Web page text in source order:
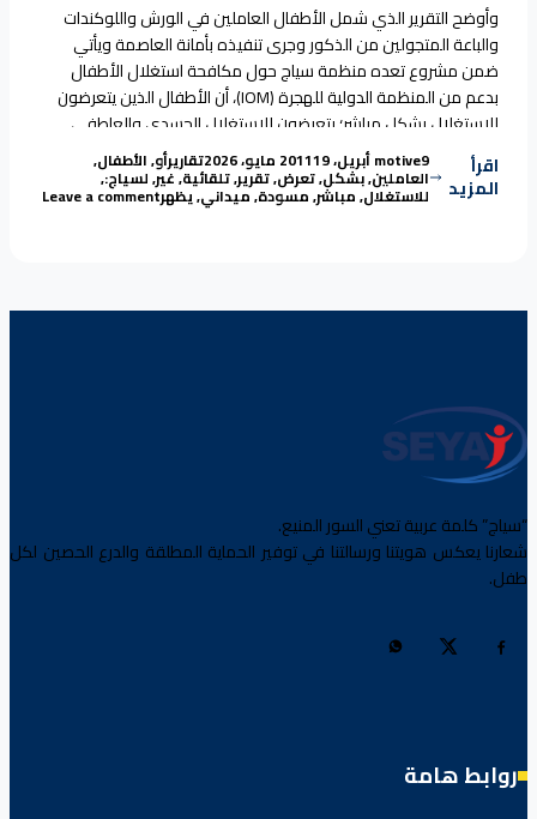
وأوضح التقرير الذي شمل الأطفال العاملين في الورش واللوكندات
والباعة المتجولين من الذكور وجرى تنفيذه بأمانة العاصمة ويأتي
ضمن مشروع تعده منظمة سياج حول مكافحة استغلال الأطفال
بدعم من المنظمة الدولية للهجرة (IOM)، أن الأطفال الذين يتعرضون
للاستغلال بشكل مباشر؛ يتعرضون للاستغلال الجسدي والعاطفي
والجنسي والإهمال. كما بيّن التقرير أن معظم الاستغلال الذي يتعرض
لهContinue reading“تقرير ميداني لسياج يظهر تعرض الأطفال العاملين اقرأ
المزيد
Posted by
motive9 أبريل، 2011 19 مايو، 2026 Posted in
تقاريرTags:
أو,الأطفال,
العاملين,بشكل,تعرض,تقرير,تلقائية,غير,لسياج:,
للاستغلال,مباشر,مسودة,ميداني,يظهرLeave a comment
“سياج” كلمة عربية تعني السور المنيع.
شعارنا يعكس هويتنا ورسالتنا في توفير الحماية المطلقة والدرع الحصين لكل
طفل.
روابط هامة